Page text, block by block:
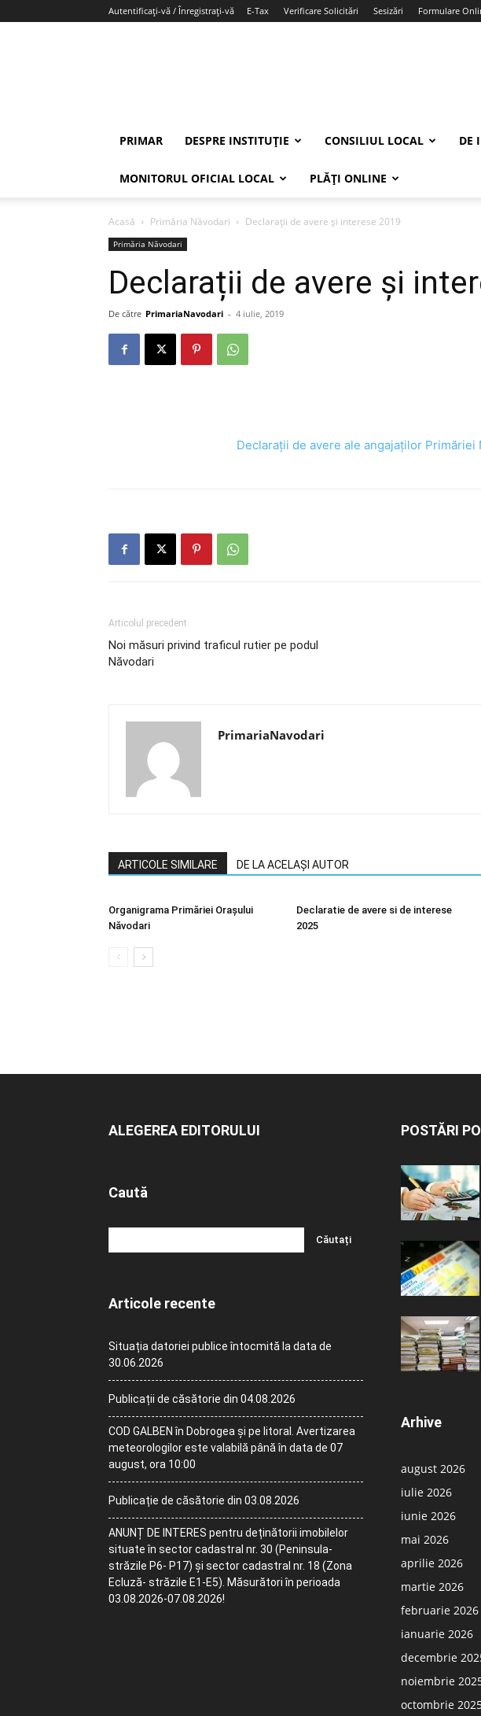
Autentificați-vă / Înregistrați-vă E-Tax Verificare Solicitări Sesizări Formulare
PRIMAR DESPRE INSTITUȚIE CONSILIUL LOCAL DE
MONITORUL OFICIAL LOCAL PLĂȚI ONLINE
Acasă Primăria Năvodari Declarații de avere și interese 2019
Primăria Năvodari
Declarații de avere și
De către PrimariaNavodari - 4 iulie, 2019
Declarații de avere ale angajaților Primăriei
Articolul precedent
Noi măsuri privind traficul rutier pe podul
Năvodari
PrimariaNavodari
ARTICOLE SIMILARE DE LA ACELAȘI AUTOR
Organigrama Primăriei Orașului
Năvodari
Declaratie de avere si de interese
2025
ALEGEREA EDITORULUI
Caută
Articole recente
Situația datoriei publice întocmită la data de
30.06.2026
Publicații de căsătorie din 04.08.2026
COD GALBEN în Dobrogea și pe litoral. Avertizarea
meteorologilor este valabilă până în data de 07
august, ora 10:00
Publicație de căsătorie din 03.08.2026
ANUNȚ DE INTERES pentru deținătorii imobilelor
situate în sector cadastral nr. 30 (Peninsula-
străzile P6- P17) și sector cadastral nr. 18 (Zona
Ecluză- străzile E1-E5). Măsurători în perioada
03.08.2026-07.08.2026!
POSTĂRI
Arhive
august 2026
iulie 2026
iunie 2026
mai 2026
aprilie 2026
martie 2026
februarie 2026
ianuarie 2026
decembrie
noiembrie
octombrie